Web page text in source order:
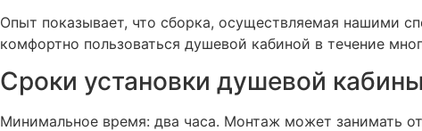
Опыт показывает, что сборка, осуществляемая нашими
комфортно пользоваться душевой кабиной в течение
Сроки установки душевой
Минимальное время: два часа. Монтаж может занимать